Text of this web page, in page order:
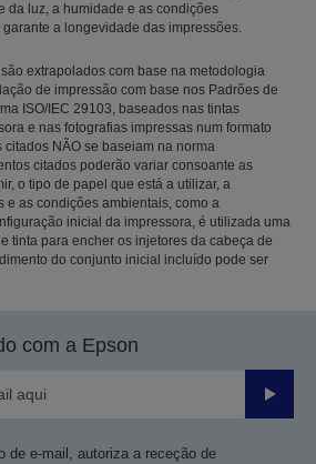
da luz, a humidade e as condições
garante a longevidade das impressões.
extrapolados com base na metodologia
de impressão com base nos Padrões de
ISO/IEC 29103, baseados nas tintas
e nas fotografias impressas num formato
citados NÃO se baseiam na norma
citados poderão variar consoante as
o tipo de papel que está a utilizar, a
e as condições ambientais, como a
inicial da impressora, é utilizada uma
tinta para encher os injetores da cabeça de
do conjunto inicial incluído pode ser
com a Epson
Enviar
de e-mail, autoriza a receção de